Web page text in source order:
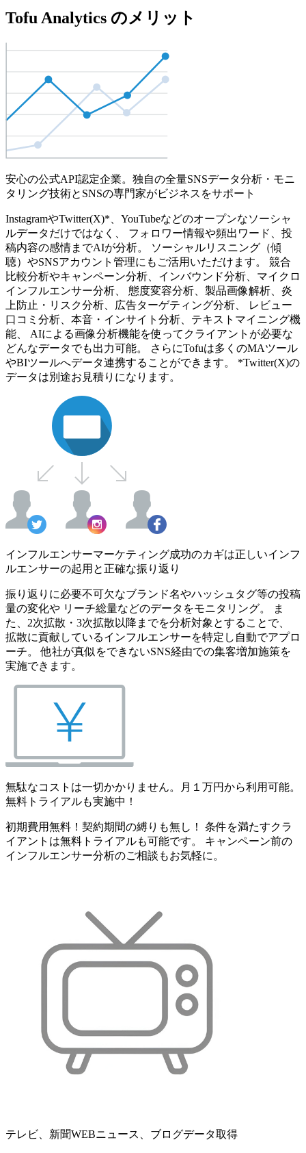
Tofu Analytics のメリット
安心の公式API認定企業。独自の全量SNSデータ分析・モニ
タリング技術とSNSの専門家がビジネスをサポート
InstagramやTwitter(X)*、YouTubeなどのオープンなソーシャ
ルデータだけではなく、 フォロワー情報や頻出ワード、投
稿内容の感情までAIが分析。 ソーシャルリスニング（傾
聴）やSNSアカウント管理にもご活用いただけます。 競合
比較分析やキャンペーン分析、インバウンド分析、マイクロ
インフルエンサー分析、 態度変容分析、製品画像解析、炎
上防止・リスク分析、広告ターゲティング分析、 レビュー
口コミ分析、本音・インサイト分析、テキストマイニング機
能、 AIによる画像分析機能を使ってクライアントが必要な
どんなデータでも出力可能。 さらにTofuは多くのMAツール
やBIツールへデータ連携することができます。 *Twitter(X)の
データは別途お見積りになります。
インフルエンサーマーケティング成功のカギは正しいインフ
ルエンサーの起用と正確な振り返り
振り返りに必要不可欠なブランド名やハッシュタグ等の投稿
量の変化や リーチ総量などのデータをモニタリング。 ま
た、2次拡散・3次拡散以降までを分析対象とすることで、
拡散に貢献しているインフルエンサーを特定し自動でアプロ
ーチ。 他社が真似をできないSNS経由での集客増加施策を
実施できます。
無駄なコストは一切かかりません。月１万円から利用可能。
無料トライアルも実施中！
初期費用無料！契約期間の縛りも無し！ 条件を満たすクラ
イアントは無料トライアルも可能です。 キャンペーン前の
インフルエンサー分析のご相談もお気軽に。
テレビ、新聞WEBニュース、ブログデータ取得